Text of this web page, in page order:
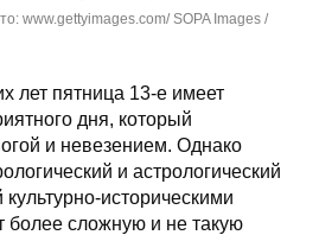
www.gettyimages.com/ SOPA Images /
лет пятница 13-е имеет
дня, который
и невезением. Однако
и астрологический
историческими
более сложную и не такую